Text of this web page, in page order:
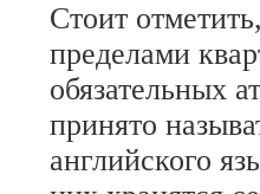
Стоит
пределами
обязательных
принято
английского